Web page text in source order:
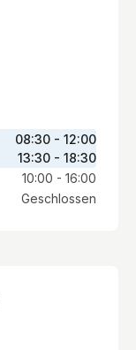
08:30 - 12:00
13:30 - 18:30
10:00 - 16:00
Geschlossen